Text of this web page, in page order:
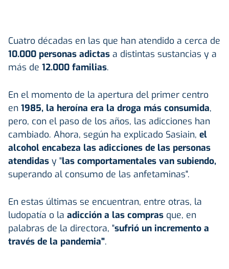
Cuatro décadas en las que han atendido a cerca de
10.000 personas adictas a distintas sustancias y a
más de 12.000 familias.
En el momento de la apertura del primer centro
en 1985, la heroína era la droga más consumida,
pero, con el paso de los años, las adicciones han
cambiado. Ahora, según ha explicado Sasiain, el
alcohol encabeza las adicciones de las personas
atendidas y "las comportamentales van subiendo,
superando al consumo de las anfetaminas".
En estas últimas se encuentran, entre otras, la
ludopatía o la adicción a las compras que, en
palabras de la directora, "sufrió un incremento a
través de la pandemia".